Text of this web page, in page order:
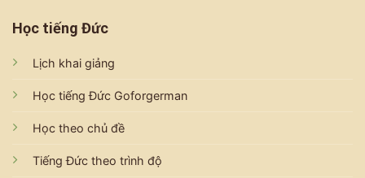
Học tiếng Đức
Lịch khai giảng
Học tiếng Đức Goforgerman
Học theo chủ đề
Tiếng Đức theo trình độ